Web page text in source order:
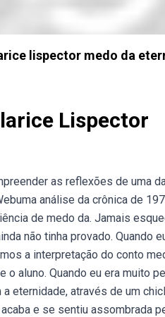
lispector medo da
Lispector
as reflexões de uma
análise da crônica de
de medo da. Jamais
não tinha provado. Quando
a interpretação do conto
o aluno. Quando eu era muito
eternidade, através de um
e se sentiu assombrada